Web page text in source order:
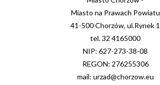
Miasto na Prawach Powiatu
41-500 Chorzów, ul.Rynek 1
tel. 32 4165000
NIP: 627-273-38-08
REGON: 276255306
mail: urzad@chorzow.eu